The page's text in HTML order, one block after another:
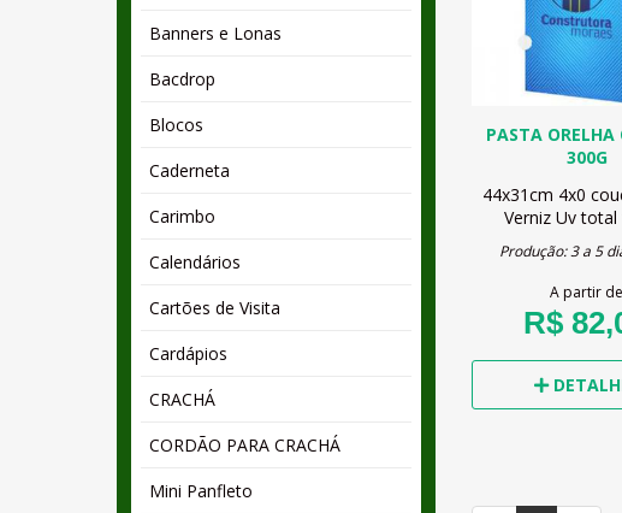
Banners e Lonas
Bacdrop
Blocos
Caderneta
Carimbo
Calendários
Cartões de Visita
Cardápios
CRACHÁ
CORDÃO PARA CRACHÁ
Mini Panfleto
PASTA ORELHA
300G
44x31cm 4x0
Verniz Uv
Produção: 3 a 5
A partir de
R$